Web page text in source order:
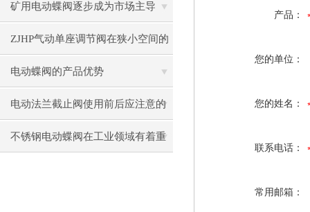
矿用电动蝶阀逐步成为市场主导
ZJHP气动单座调节阀在狭小空间的
安装技巧
电动蝶阀的产品优势
电动法兰截止阀使用前后应注意的
事
不锈钢电动蝶阀在工业领域有着重
产品：
您的单位：
您的姓名：
联系电话：
常用邮箱：